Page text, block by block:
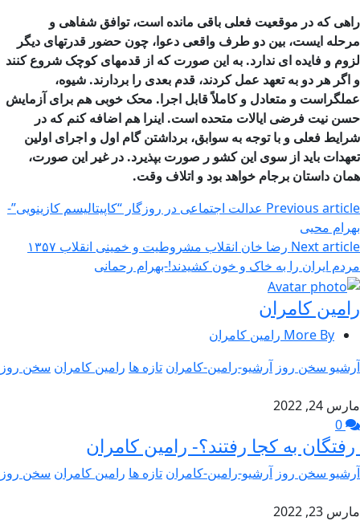
راهی که در موقعیت فعلی باقی مانده است، توافق شفاهی و
مرحله ایست، بین دو طرف واقعی دعوا، چون حضور قدرتهای دیگر
لزوم و فایده ای ندارد. به این صورت که از قدمهای کوچک شروع کنند
و اگر هر دو به تعهد عمل کردند، قدم بعدی را بردارند. شیوه،
عملگراست و متعادل و کاملاً قابل اجرا. محک خوبی هم برای آزمایش
حسن نیت فرضی ایالات متحده است. اینرا هم اضافه کنم که در
شرایط فعلی و با توجه به سوابق، برداشتن گام اول و اجرای اولین
تعهدات باید از سوی این کشو ر صورت بپذیرد. در غیر این صورت،
همان داستان برجام خواهد بود و اتلاف وقت.
Previous article عدالت اجتماعی در روزگار “کاپیتالیسم کازینویی”-
بهرام محیی
Next article
رضا خان انقلاب مشروطیت و خمینی انقلاب ۱۳۵۷
مردم ایران را به خاک و خون کشیدند!-بهرام رحمانی
رامین کامران
More By رامین کامران
آرشیو سخن روز آرشیو-رامین-کامران تازه ها رامین کامران سخن روز
مارس 24, 2022
رفتگان به کجا رفتند؟- رامین کامران
آرشیو سخن روز آرشیو-رامین-کامران تازه ها رامین کامران سخن روز
مارس 23, 2022